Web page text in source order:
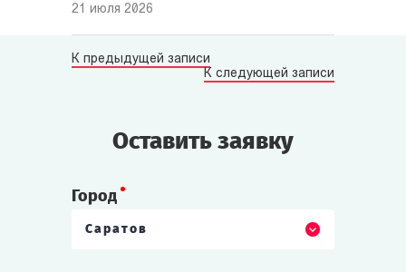
21 июля 2026
К предыдущей записи
К следующей записи
Оставить заявку
Город
Саратов